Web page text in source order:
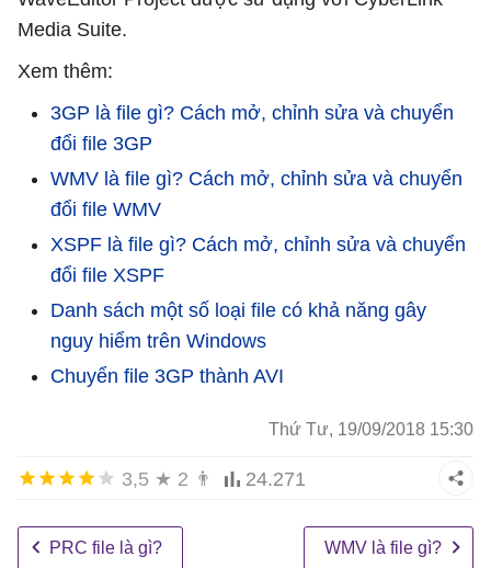
Media Suite.
Xem thêm:
3GP là file gì? Cách mở, chỉnh sửa và chuyển
đổi file 3GP
WMV là file gì? Cách mở, chỉnh sửa và chuyển
đổi file WMV
XSPF là file gì? Cách mở, chỉnh sửa và chuyển
đổi file XSPF
Danh sách một số loại file có khả năng gây
nguy hiểm trên Windows
Chuyển file 3GP thành AVI
Thứ Tư, 19/09/2018 15:30
3,5 ★ 2 👨 24.271
PRC file là gì? WMV là file gì?